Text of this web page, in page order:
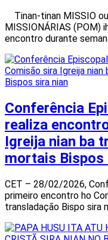
Tinan-tinan MISSIO
MISSIONÁRIAS (POM)
encontro durante
Conferência
realiza
Igreija nian ba
mortais Bispos
CET – 28/02/2026,
primeiro encontro ho
transladação Bispo sira